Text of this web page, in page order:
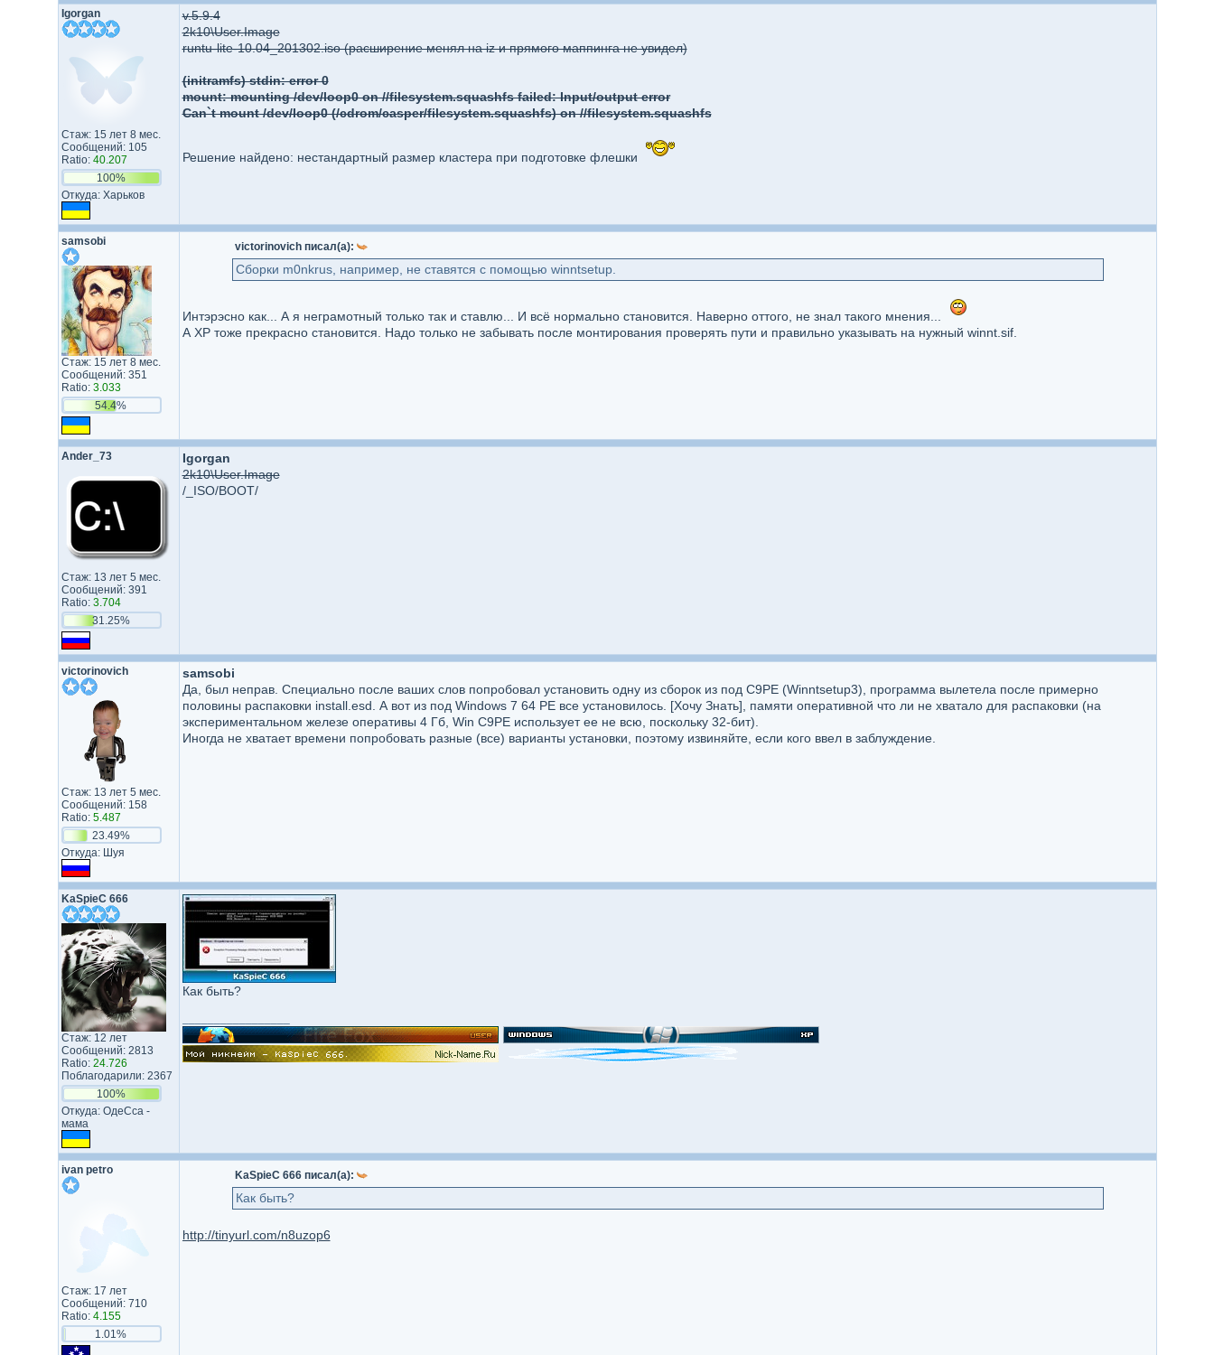
Igorgan
Стаж: 15 лет 8 мес.
Сообщений: 105
Ratio: 40.207
100%
Откуда: Харьков
v.5.9.4
2k10\User.Image
runtu-lite-10.04_201302.iso (расширение менял на iz и прямого маппинга не увидел)
(initramfs) stdin: error 0
mount: mounting /dev/loop0 on //filesystem.squashfs failed: Input/output error
Can`t mount /dev/loop0 (/cdrom/casper/filesystem.squashfs) on //filesystem.squashfs
Решение найдено: нестандартный размер кластера при подготовке флешки
samsobi
Стаж: 15 лет 8 мес.
Сообщений: 351
Ratio: 3.033
54.4%
victorinovich писал(а):
Сборки m0nkrus, например, не ставятся с помощью winntsetup.
Интэрэсно как... А я неграмотный только так и ставлю... И всё нормально становится. Наверно оттого, не знал такого мнения...
А ХР тоже прекрасно становится. Надо только не забывать после монтирования проверять пути и правильно указывать на нужный winnt.sif.
Ander_73
Стаж: 13 лет 5 мес.
Сообщений: 391
Ratio: 3.704
31.25%
Igorgan
2k10\User.Image
/_ISO/BOOT/
victorinovich
Стаж: 13 лет 5 мес.
Сообщений: 158
Ratio: 5.487
23.49%
Откуда: Шуя
samsobi
Да, был неправ. Специально после ваших слов попробовал установить одну из сборок из под C9PE (Winntsetup3), программа вылетела после примерно
половины распаковки install.esd. А вот из под Windows 7 64 PE все установилось. [Хочу Знать], памяти оперативной что ли не хватало для распаковки (на
экспериментальном железе оперативы 4 Гб, Win C9PE использует ее не всю, поскольку 32-бит).
Иногда не хватает времени попробовать разные (все) варианты установки, поэтому извиняйте, если кого ввел в заблуждение.
KaSpieC 666
Стаж: 12 лет
Сообщений: 2813
Ratio: 24.726
Поблагодарили: 2367
100%
Откуда: ОдеСса -
мама
Как быть?
ivan petro
Стаж: 17 лет
Сообщений: 710
Ratio: 4.155
1.01%
KaSpieC 666 писал(а):
Как быть?
http://tinyurl.com/n8uzop6